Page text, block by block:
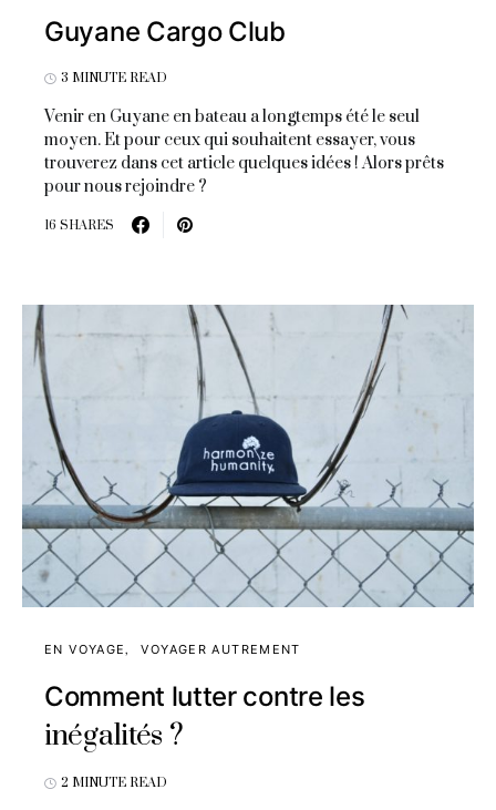
Guyane Cargo Club
3 MINUTE READ
Venir en Guyane en bateau a longtemps été le seul
moyen. Et pour ceux qui souhaitent essayer, vous
trouverez dans cet article quelques idées ! Alors prêts
pour nous rejoindre ?
16 SHARES
EN VOYAGE VOYAGER AUTREMENT
Comment lutter contre les
inégalités ?
2 MINUTE READ